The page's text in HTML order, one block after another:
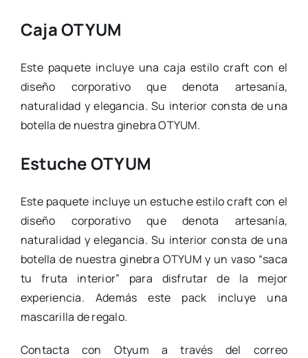
Caja OTYUM
Este paquete incluye una caja estilo craft con el
diseño corporativo que denota artesanía,
naturalidad y elegancia. Su interior consta de una
botella de nuestra ginebra OTYUM.
Estuche OTYUM
Este paquete incluye un estuche estilo craft con el
diseño corporativo que denota artesanía,
naturalidad y elegancia. Su interior consta de una
botella de nuestra ginebra OTYUM y un vaso “saca
tu fruta interior” para disfrutar de la mejor
experiencia. Además este pack incluye una
mascarilla de regalo.
Contacta con Otyum a través del correo